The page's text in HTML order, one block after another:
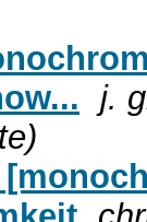
j.